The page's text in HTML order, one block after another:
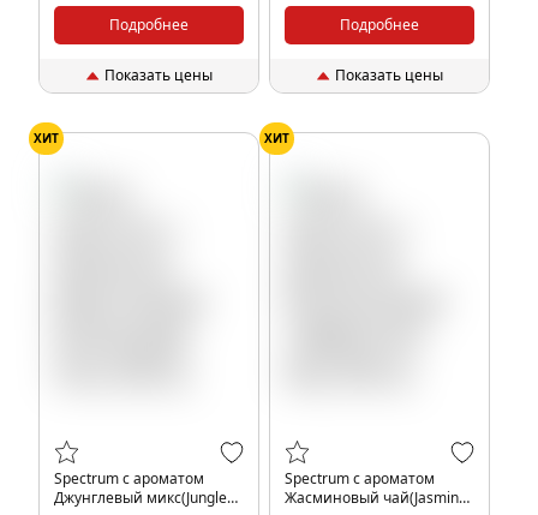
Подробнее
Показать цены
Подробнее
Показать цены
ХИТ
Spectrum с ароматом
Джунглевый микс(Jungle
ХИТ
Spectrum с ароматом
Жасминовый чай(Jasmine